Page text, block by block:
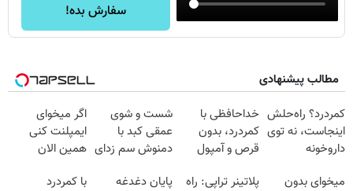
سفارش بده!
مطالب پیشنهادی
کمردرد؟ راه‌حلش
اینجاست، نه توی
داروخونه
خداحافظی با
کمردرد، بدون
قرص و آمپول
شست و شوی
عمقی کبد با
دمنوش سم زدای
اگر میخوای
ایمپلنت کنی
همین الان
۲۵ میلیون
میخوای بدون
پلاتینر تراپی: راه
پایان دغدغه
با کمردرد